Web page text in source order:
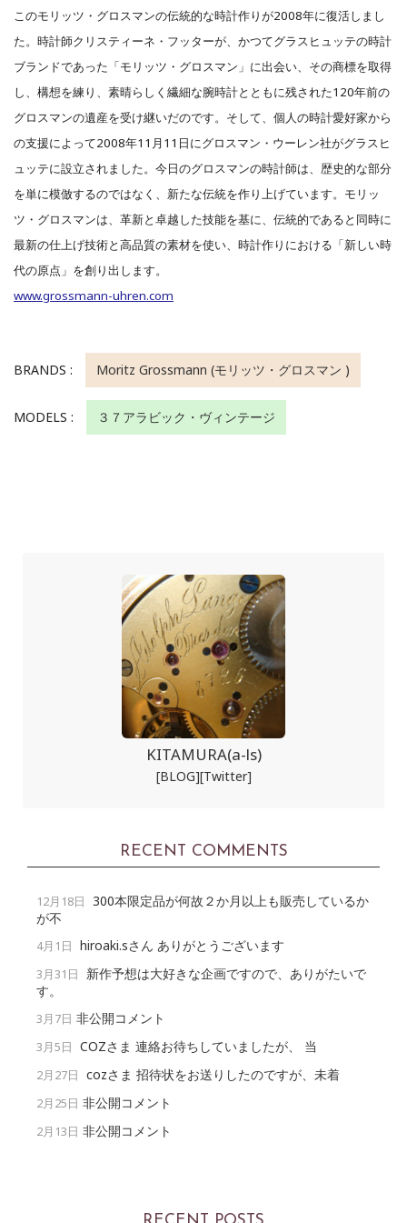
このモリッツ・グロスマンの伝統的な時計作りが2008年に復活しまし
た。時計師クリスティーネ・フッターが、かつてグラスヒュッテの時計
ブランドであった「モリッツ・グロスマン」に出会い、その商標を取得
し、構想を練り、素晴らしく繊細な腕時計とともに残された120年前の
グロスマンの遺産を受け継いだのです。そして、個人の時計愛好家から
の支援によって2008年11月11日にグロスマン・ウーレン社がグラスヒ
ュッテに設立されました。今日のグロスマンの時計師は、歴史的な部分
を単に模倣するのではなく、新たな伝統を作り上げています。モリッ
ツ・グロスマンは、革新と卓越した技能を基に、伝統的であると同時に
最新の仕上げ技術と高品質の素材を使い、時計作りにおける「新しい時
代の原点」を創り出します。
www.grossmann-uhren.com
BRANDS : Moritz Grossmann (モリッツ・グロスマン )
MODELS : ３７アラビック・ヴィンテージ
KITAMURA(a-ls)
[BLOG][Twitter]
RECENT COMMENTS
12月18日 300本限定品が何故２か月以上も販売しているか
が不
4月1日 hiroaki.sさん ありがとうございます
3月31日
新作予想は大好きな企画ですので、ありがたいで
す。
3月7日 非公開コメント
3月5日 COZさま 連絡お待ちしていましたが、 当
2月27日 cozさま 招待状をお送りしたのですが、未着
2月25日 非公開コメント
2月13日 非公開コメント